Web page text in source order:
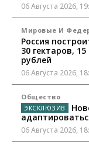
06 Августа 2026,
Мировые И
Россия
30 гектаров,
рублей
06 Августа 2026,
Общество
06 Августа 2026,